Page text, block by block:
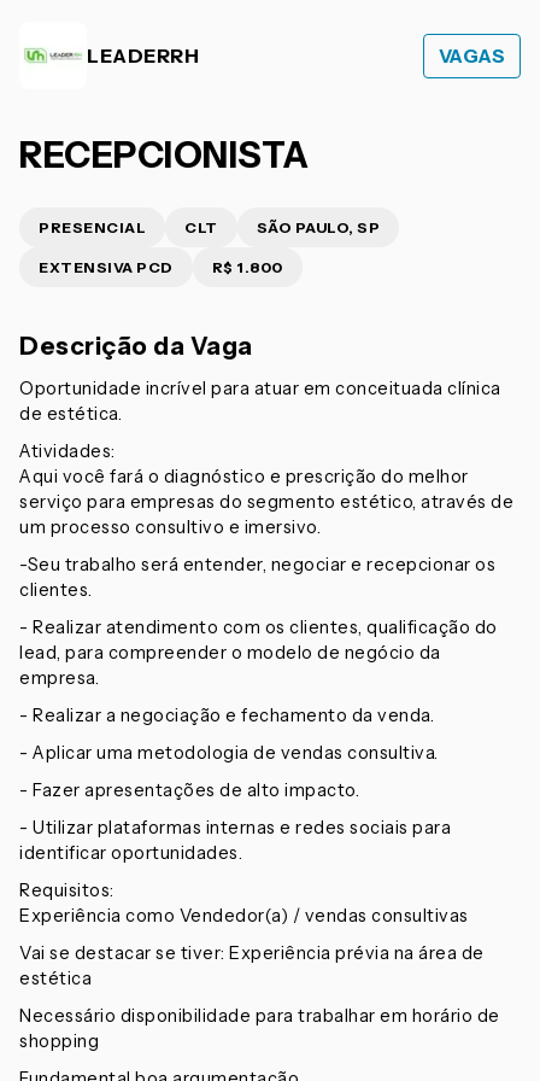
LEADERRH VAGAS
RECEPCIONISTA
PRESENCIAL CLT SÃO PAULO, SP
EXTENSIVA PCD R$ 1.800
Descrição da Vaga
Oportunidade incrível para atuar em conceituada clínica
de estética.
Atividades:
Aqui você fará o diagnóstico e prescrição do melhor
serviço para empresas do segmento estético, através de
um processo consultivo e imersivo.
-Seu trabalho será entender, negociar e recepcionar os
clientes.
- Realizar atendimento com os clientes, qualificação do
lead, para compreender o modelo de negócio da
empresa.
- Realizar a negociação e fechamento da venda.
- Aplicar uma metodologia de vendas consultiva.
- Fazer apresentações de alto impacto.
- Utilizar plataformas internas e redes sociais para
identificar oportunidades.
Requisitos:
Experiência como Vendedor(a) / vendas consultivas
Vai se destacar se tiver: Experiência prévia na área de
estética
Necessário disponibilidade para trabalhar em horário de
shopping